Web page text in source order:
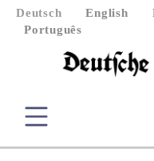
Deutsch English
Português